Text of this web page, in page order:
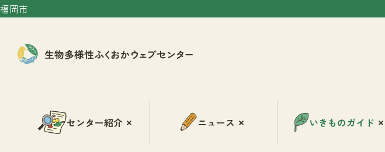
福岡市
センター紹介 ニュース いきものガイド